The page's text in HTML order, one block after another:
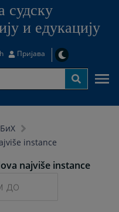
судску
и едукацију
Пријава
instance
najviše instance